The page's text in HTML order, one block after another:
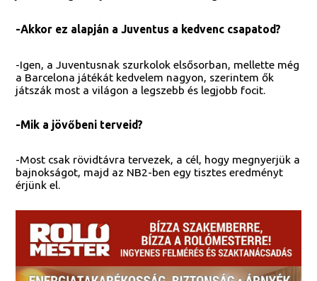
-Akkor ez alapján a Juventus a kedvenc csapatod?
-Igen, a Juventusnak szurkolok elsősorban, mellette még
a Barcelona játékát kedvelem nagyon, szerintem ők
játszák most a világon a legszebb és legjobb focit.
-Mik a jövőbeni terveid?
-Most csak rövidtávra tervezek, a cél, hogy megnyerjük a
bajnokságot, majd az NB2-ben egy tisztes eredményt
érjünk el.